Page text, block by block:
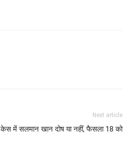
Next article
में सलमान खान दोष या नहीं, फैसला 18 को